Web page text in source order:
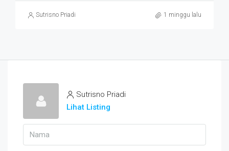
Sutrisno Priadi 1 minggu lalu
Sutrisno Priadi
Lihat Listing